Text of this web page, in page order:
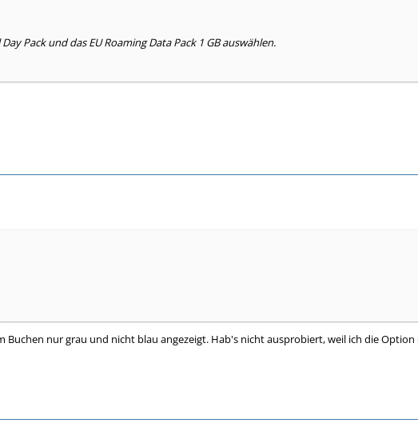
Pack und das EU Roaming Data Pack 1 GB auswählen.
Buchen nur grau und nicht blau angezeigt. Hab's nicht ausprobiert, weil ich die